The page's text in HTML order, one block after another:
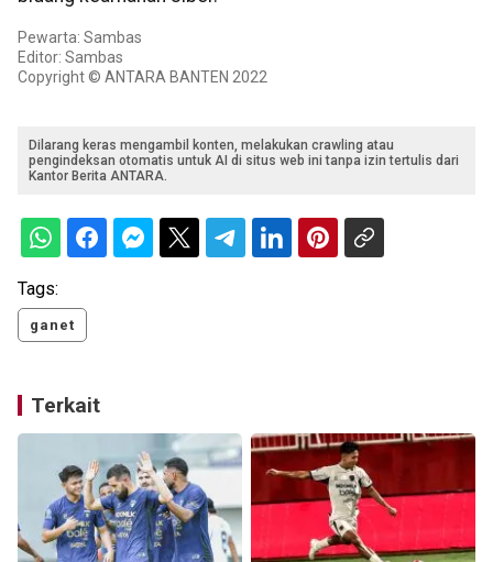
Pewarta: Sambas
Editor: Sambas
Copyright © ANTARA BANTEN 2022
Dilarang keras mengambil konten, melakukan crawling atau
pengindeksan otomatis untuk AI di situs web ini tanpa izin tertulis dari
Kantor Berita ANTARA.
Tags:
ganet
Terkait